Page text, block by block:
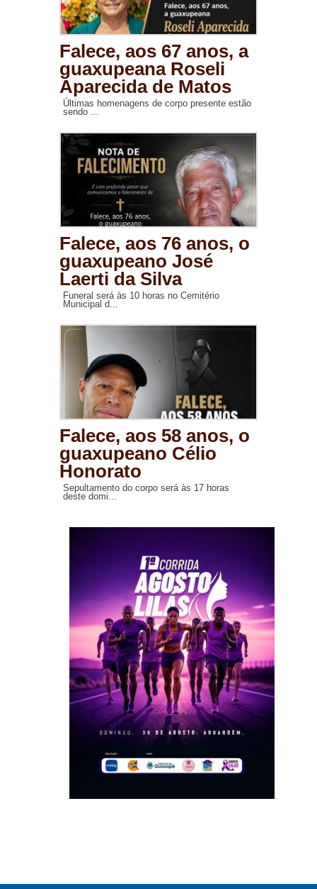
Falece, aos 67 anos, a
guaxupeana Roseli
Aparecida de Matos
Últimas homenagens de corpo presente estão
sendo ...
Falece, aos 76 anos, o
guaxupeano José
Laerti da Silva
Funeral será às 10 horas no Cemitério
Municipal d...
Falece, aos 58 anos, o
guaxupeano Célio
Honorato
Sepultamento do corpo será às 17 horas
deste domi...